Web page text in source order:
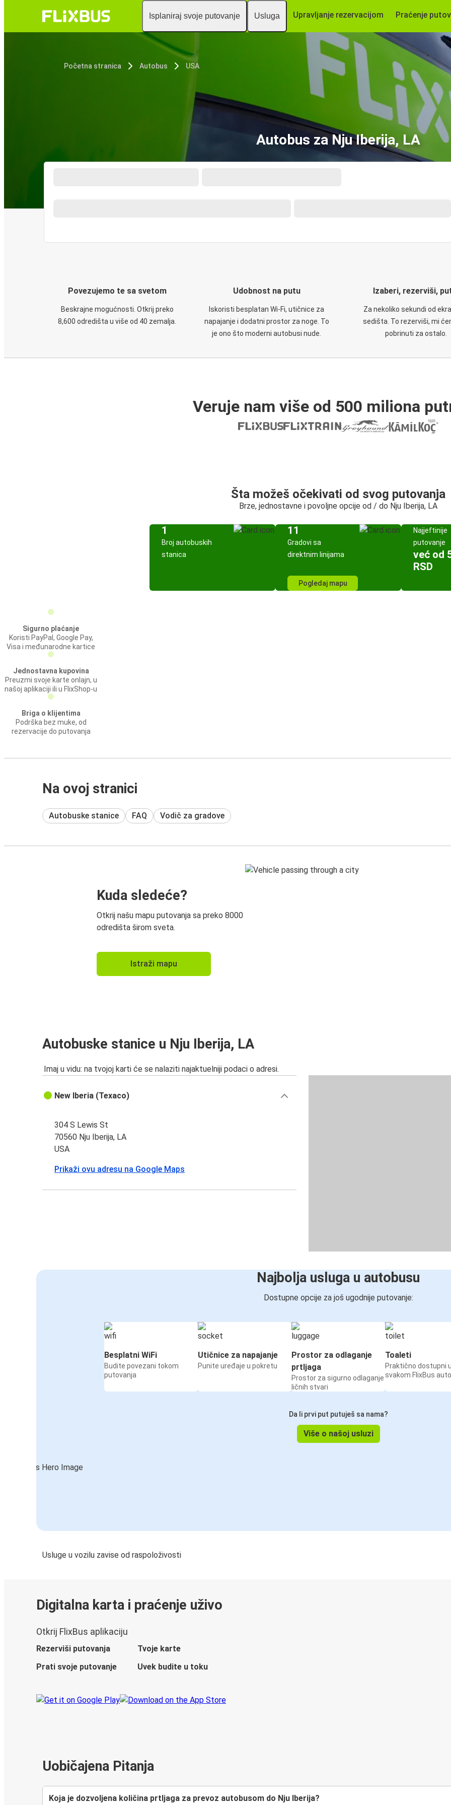
Isplaniraj svoje putovanje Usluga Upravljanje rezervacijom Praćenje
Početna stranica Autobus USA
Autobus za Nju Iberija, LA
Povezujemo te sa svetom
Beskrajne mogućnosti. Otkrij preko
8,600 odredišta u više od 40 zemalja.
Udobnost na putu
Iskoristi besplatan Wi-Fi, utičnice za
napajanje i dodatni prostor za noge. To
je ono što moderni autobusi nude.
Izaberi, rezerviši,
Za nekoliko sekundi od
sedišta. To rezerviši, mi
pobrinuti za ostalo.
Veruje nam više od 500 miliona
Šta možeš očekivati od svog putovanja
Brze, jednostavne i povoljne opcije od / do Nju Iberija, LA
1
Broj autobuskih
stanica
11
Gradovi sa
direktnim linijama
Pogledaj mapu
Najjeftinije
putovanje
već od
RSD
Sigurno plaćanje
Koristi PayPal, Google Pay,
Visa i međunarodne kartice
Jednostavna kupovina
Preuzmi svoje karte onlajn, u
našoj aplikaciji ili u FlixShop-u
Briga o klijentima
Podrška bez muke, od
rezervacije do putovanja
Na ovoj stranici
Autobuske stanice FAQ Vodič za gradove
Kuda sledeće?
Otkrij našu mapu putovanja sa preko 8000
odredišta širom sveta.
Istraži mapu
Autobuske stanice u Nju Iberija, LA
Imaj u vidu: na tvojoj karti će se nalaziti najaktuelniji podaci o adresi.
New Iberia (Texaco)
304 S Lewis St
70560 Nju Iberija, LA
USA
Prikaži ovu adresu na Google Maps
Najbolja usluga u autobusu
Dostupne opcije za još ugodnije putovanje:
Besplatni WiFi
Budite povezani tokom
putovanja
Utičnice za napajanje
Punite uređaje u pokretu
Prostor za odlaganje
prtljaga
Prostor za sigurno odlaganje
ličnih stvari
Toaleti
Praktično dostupni
svakom FlixBus
Da li prvi put putuješ sa nama?
Više o našoj usluzi
Usluge u vozilu zavise od raspoloživosti
Digitalna karta i praćenje uživo
Otkrij FlixBus aplikaciju
Rezerviši putovanja
Tvoje karte
Prati svoje putovanje
Uvek budite u toku
Uobičajena Pitanja
Koja je dozvoljena količina prtljaga za prevoz autobusom do Nju Iberija?